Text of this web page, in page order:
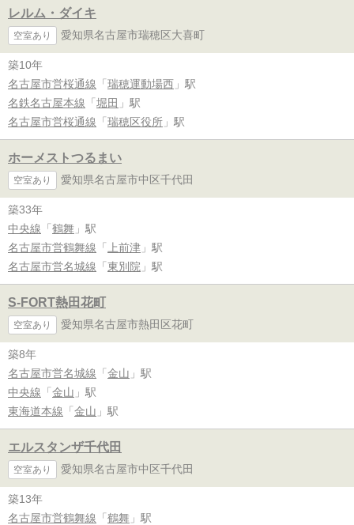
レルム・ダイキ
空室あり 愛知県名古屋市瑞穂区大喜町
築10年
名古屋市営桜通線 「 瑞穂運動場西 」駅
名鉄名古屋本線 「 堀田 」駅
名古屋市営桜通線 「 瑞穂区役所 」駅
ホーメストつるまい
空室あり 愛知県名古屋市中区千代田
築33年
中央線 「 鶴舞 」駅
名古屋市営鶴舞線 「 上前津 」駅
名古屋市営名城線 「 東別院 」駅
S-FORT熱田花町
空室あり 愛知県名古屋市熱田区花町
築8年
名古屋市営名城線 「 金山 」駅
中央線 「 金山 」駅
東海道本線 「 金山 」駅
エルスタンザ千代田
空室あり 愛知県名古屋市中区千代田
築13年
名古屋市営鶴舞線 「 鶴舞 」駅